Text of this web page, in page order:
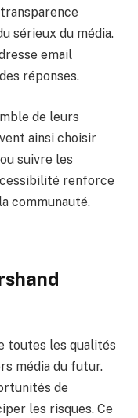
sérieux du média.
email
réponses.
de leurs
ainsi choisir
suivre les
renforce
communauté.
toutes les qualités
média du futur.
de
les risques. Ce